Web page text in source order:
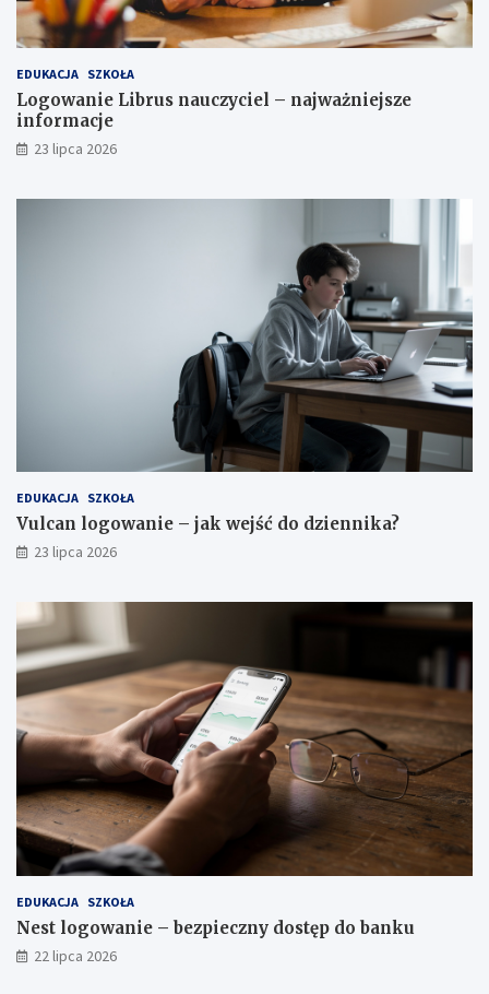
EDUKACJA SZKOŁA
Logowanie Librus nauczyciel – najważniejsze
informacje
23 lipca 2026
EDUKACJA SZKOŁA
Vulcan logowanie – jak wejść do dziennika?
23 lipca 2026
EDUKACJA SZKOŁA
Nest logowanie – bezpieczny dostęp do banku
22 lipca 2026